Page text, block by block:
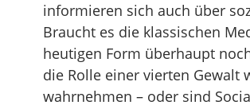
informieren sich auch über
Braucht es die klassischen
heutigen Form überhaupt
die Rolle einer vierten Gewalt
wahrnehmen – oder sind